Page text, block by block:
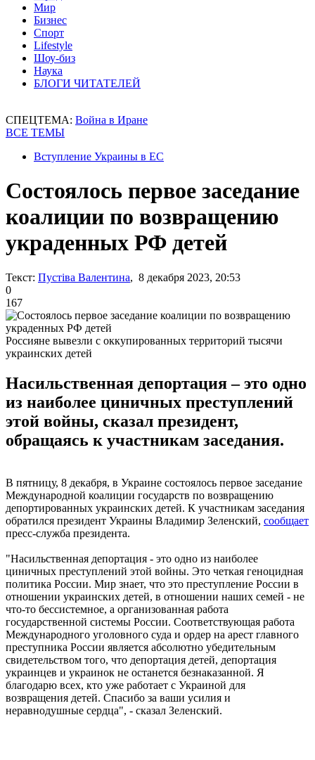
Мир
Бизнес
Спорт
Lifestyle
Шоу-биз
Наука
БЛОГИ ЧИТАТЕЛЕЙ
СПЕЦТЕМА: Война в Иране
ВСЕ ТЕМЫ
Вступление Украины в ЕС
Состоялось первое заседание
коалиции по возвращению
украденных РФ детей
Текст: Пустіва Валентина, 8 декабря 2023, 20:53
0
167
Россияне вывезли с оккупированных территорий тысячи
украинских детей
Насильственная депортация – это одно
из наиболее циничных преступлений
этой войны, сказал президент,
обращаясь к участникам заседания.
В пятницу, 8 декабря, в Украине состоялось первое заседание
Международной коалиции государств по возвращению
депортированных украинских детей. К участникам заседания
обратился президент Украины Владимир Зеленский, сообщает
пресс-служба президента.
"Насильственная депортация - это одно из наиболее
циничных преступлений этой войны. Это четкая геноцидная
политика России. Мир знает, что это преступление России в
отношении украинских детей, в отношении наших семей - не
что-то бессистемное, а организованная работа
государственной системы России. Соответствующая работа
Международного уголовного суда и ордер на арест главного
преступника России является абсолютно убедительным
свидетельством того, что депортация детей, депортация
украинцев и украинок не останется безнаказанной. Я
благодарю всех, кто уже работает с Украиной для
возвращения детей. Спасибо за ваши усилия и
неравнодушные сердца", - сказал Зеленский.